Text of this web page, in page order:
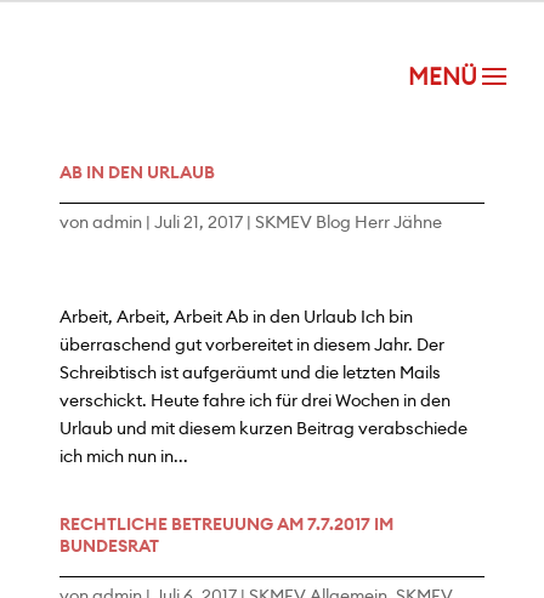
AB IN DEN URLAUB
vonadmin |Juli 21, 2017 |SKMEV Blog Herr Jähne
Arbeit, Arbeit, Arbeit Ab in den Urlaub Ich bin
überraschend gut vorbereitet in diesem Jahr. Der
Schreibtisch ist aufgeräumt und die letzten Mails
verschickt. Heute fahre ich für drei Wochen in den
Urlaub und mit diesem kurzen Beitrag verabschiede
ich mich nun in...
RECHTLICHE BETREUUNG AM 7.7.2017 IM
BUNDESRAT